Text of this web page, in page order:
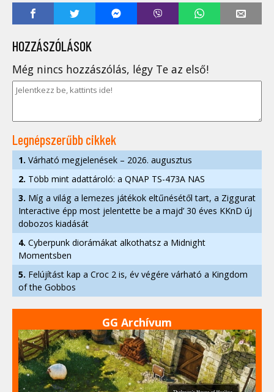
HOZZÁSZÓLÁSOK
Még nincs hozzászólás, légy Te az első!
Legnépszerűbb cikkek
1. Várható megjelenések – 2026. augusztus
2. Több mint adattároló: a QNAP TS-473A NAS
3. Míg a világ a lemezes játékok eltűnésétől tart, a Ziggurat
Interactive épp most jelentette be a majd’ 30 éves KKnD új
dobozos kiadását
4. Cyberpunk diorámákat alkothatsz a Midnight
Momentsben
5. Felújítást kap a Croc 2 is, év végére várható a Kingdom
of the Gobbos
GG Archívum